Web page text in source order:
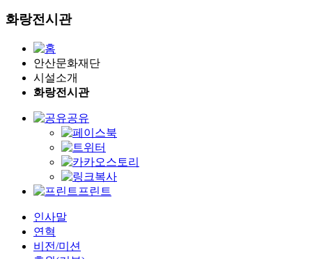
화랑전시관
안산문화재단
시설소개
화랑전시관
공유
프린트
인사말
연혁
비전/미션